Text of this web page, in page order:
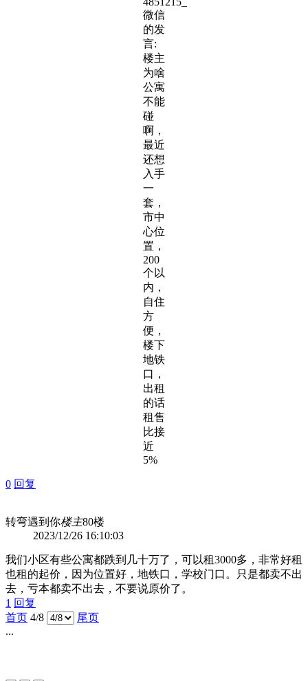
微信
的发
言:
楼主
为啥
公寓
不能
碰
啊，
最近
还想
入手
一
套，
市中
心位
置，
200
个以
内，
自住
方
便，
楼下
地铁
口，
出租
的话
租售
比接
近
5%
0 回复
转弯遇到你楼主80楼
2023/12/26 16:10:03
我们小区有些公寓都跌到几十万了，可以租3000多，非常好租
也租的起价，因为位置好，地铁口，学校门口。只是都卖不出
去，亏本都卖不出去，不要说原价了。
1 回复
首页 4/8
尾页
...